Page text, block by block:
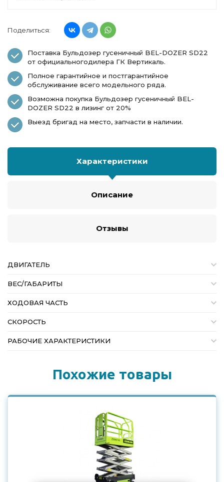
Поделиться:
Поставка Бульдозер гусеничный BEL-DOZER SD22
от официальногодилера ГК Вертикаль.
Полное гарантийное и постгарантийное
обслуживание всего модельного ряда.
Возможна покупка Бульдозер гусеничный BEL-
DOZER SD22 в лизинг от 20%
Выезд бригад на место, запчасти в наличии.
Характеристики
Описание
Отзывы
ДВИГАТЕЛЬ
ВЕС/ГАБАРИТЫ
ХОДОВАЯ ЧАСТЬ
СКОРОСТЬ
РАБОЧИЕ ХАРАКТЕРИСТИКИ
Похожие товары